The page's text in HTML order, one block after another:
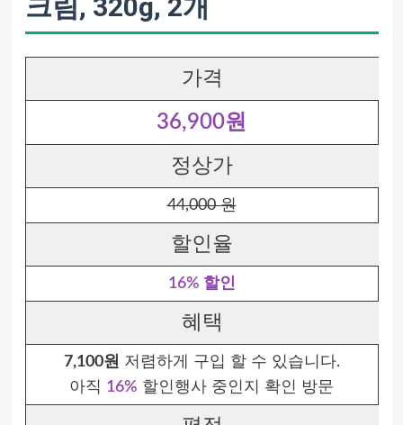
크림, 320g, 2개
가격
36,900원
정상가
44,000 원
할인율
16% 할인
혜택
7,100원 저렴하게 구입 할 수 있습니다.
아직 16% 할인행사 중인지 확인 방문